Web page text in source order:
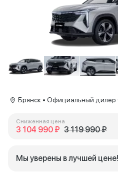
Брянск • Официальный дилер
Сниженная цена
3 104 990 ₽ 3 119 990 ₽
Мы уверены в лучшей цене!